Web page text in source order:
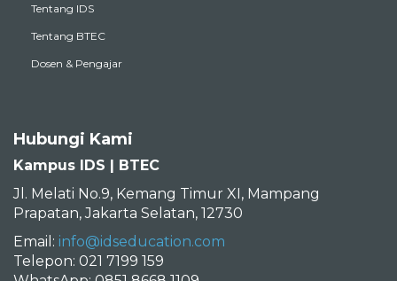
Tentang IDS
Tentang BTEC
Dosen & Pengajar
Hubungi Kami
Kampus IDS | BTEC
Jl. Melati No.9, Kemang Timur XI, Mampang
Prapatan, Jakarta Selatan, 12730
Email: info@idseducation.com
Telepon: 021 7199 159